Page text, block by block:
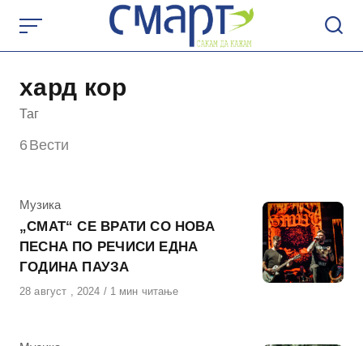
content
хард кор
Таг
6Вести
КАтегорија
Музика
„СМАТ“ СЕ ВРАТИ СО НОВА
ПЕСНА ПО РЕЧИСИ ЕДНА
ГОДИНА ПАУЗА
Објавено
28 август , 2024 1 мин читање